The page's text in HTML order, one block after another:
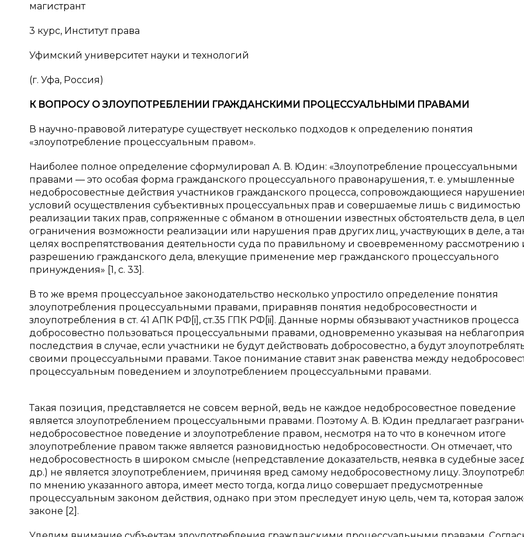
магистрант
3 курс, Институт права
Уфимский университет науки и технологий
(г. Уфа, Россия)
К ВОПРОСУ ОЗЛОУПОТРЕБЛЕНИИ ГРАЖДАНСКИМИ ПРОЦЕССУАЛЬНЫМИ ПРАВАМИ
В научно-правовой литературе существует несколько подходов к определению понятия
«злоупотребление процессуальным правом».
Наиболее полное определение сформулировал А. В. Юдин: «Злоупотребление процессуальными
правами — это особая форма гражданского процессуального правонарушения, т. е. умышленные
недобросовестные действия участников гражданского процесса, сопровождающиеся
условий осуществления субъективных процессуальных прав и совершаемые лишь с видимостью
реализации таких прав, сопряженные с обманом в отношении известных обстоятельств дела, в
ограничения возможности реализации или нарушения прав других лиц, участвующих в деле, а
целях воспрепятствования деятельности суда по правильному и своевременному рассмотрению
разрешению гражданского дела, влекущие применение мер гражданского процессуального
принуждения» [1, с. 33].
В то же время процессуальное законодательство несколько упростило определение понятия
злоупотребления процессуальными правами, приравняв понятия недобросовестности и
злоупотребления в ст. 41 АПК РФ[i], ст.35 ГПК РФ[ii]. Данные нормы обязывают участников процесса
добросовестно пользоваться процессуальными правами, одновременно указывая на
последствия в случае, если участники не будут действовать добросовестно, а будут
своими процессуальными правами. Такое понимание ставит знак равенства между
процессуальным поведением и злоупотреблением процессуальными правами.
Такая позиция, представляется не совсем верной, ведь не каждое недобросовестное поведение
является злоупотреблением процессуальными правами. Поэтому А. В. Юдин предлагает
недобросовестное поведение и злоупотребление правом, несмотря на то что в конечном итоге
злоупотребление правом также является разновидностью недобросовестности. Он отмечает, что
недобросовестность в широком смысле (непредставление доказательств, неявка в судебные
др.) не является злоупотреблением, причиняя вред самому недобросовестному лицу.
по мнению указанного автора, имеет место тогда, когда лицо совершает предусмотренные
процессуальным законом действия, однако при этом преследует иную цель, чем та, которая
законе [2].